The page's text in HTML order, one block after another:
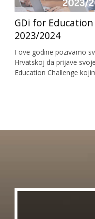
GDi for
2023/2024
I ove godine pozivamo
Hrvatskoj da prijave
Education Challenge